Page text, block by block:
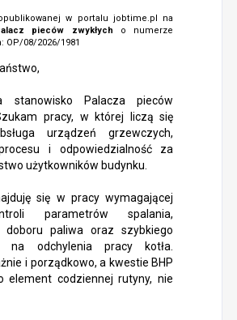
w portalu jobtime.pl na
pieców zwykłych o numerze
OP/08/2026/1981
stanowisko Palacza pieców
pracy, w której liczą się
urządzeń grzewczych,
i odpowiedzialność za
użytkowników budynku.
się w pracy wymagającej
parametrów spalania,
doboru paliwa oraz szybkiego
na odchylenia pracy kotła.
i porządkowo, a kwestie BHP
element codziennej rutyny, nie